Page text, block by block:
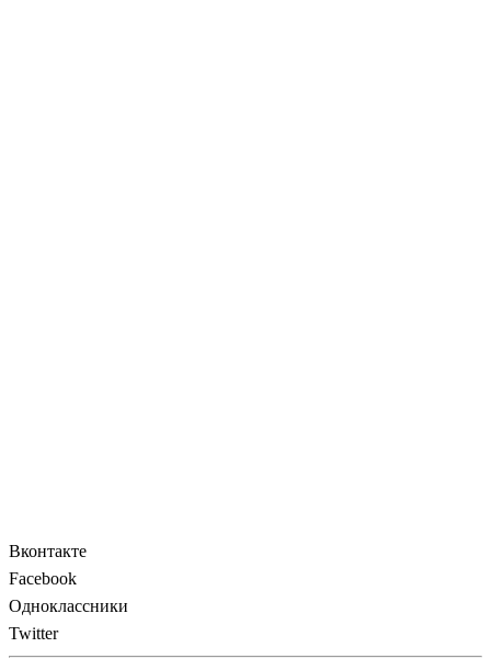
Вконтакте
Facebook
Одноклассники
Twitter